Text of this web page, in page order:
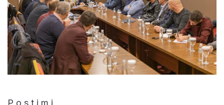
P o s t i m i